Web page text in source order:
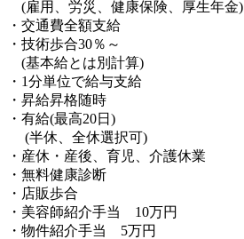
(雇用、労災、健康保険、厚生年金)
・交通費全額支給
・技術歩合30％～
(基本給とは別計算)
・1分単位で給与支給
・昇給昇格随時
・有給(最高20日)
(半休、全休選択可)
・産休・産後、育児、介護休業
・無料健康診断
・店販歩合
・美容師紹介手当 10万円
・物件紹介手当 5万円